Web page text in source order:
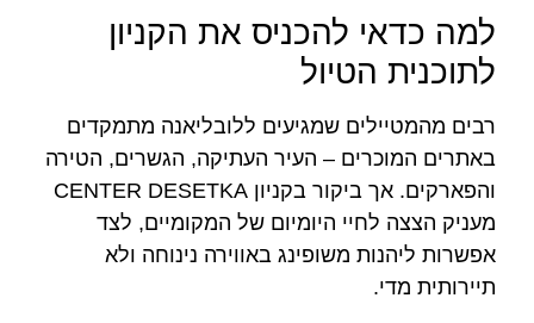
למה כדאי להכניס את הקניון
לתוכנית הטיול
רבים מהמטיילים שמגיעים ללובליאנה מתמקדים
באתרים המוכרים – העיר העתיקה, הגשרים, הטירה
והפארקים. אך ביקור בקניון CENTER DESETKA
מעניק הצצה לחיי היומיום של המקומיים, לצד
אפשרות ליהנות משופינג באווירה נינוחה ולא
תיירותית מדי.